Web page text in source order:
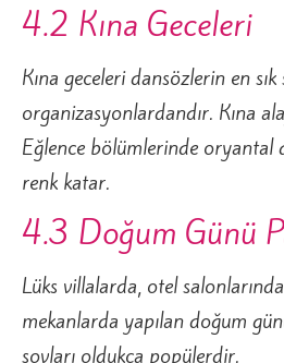
4.2 Kına Geceleri
Kına geceleri dansözlerin en sık
organizasyonlardandır. Kına
Eğlence bölümlerinde oryantal
renk katar.
4.3 Doğum Günü
Lüks villalarda, otel
mekanlarda yapılan doğum
şovları oldukça popülerdir.